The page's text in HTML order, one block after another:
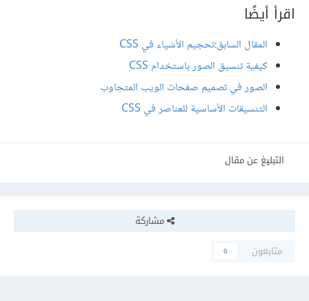
اقرأ أيضًا
المقال السابق:تحجيم الأشياء في CSS
كيفية تنسيق الصور باستخدام CSS
الصور في تصميم صفحات الويب المتجاوب
التنسيقات الأساسية للعناصر في CSS
التبليغ عن مقال
مشاركة
متابعون
0